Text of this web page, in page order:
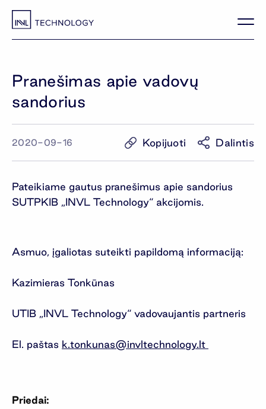
Pranešimas apie vadovų
sandorius
2020-09-16 Kopijuoti Dalintis
Pateikiame gautus pranešimus apie sandorius
SUTPKIB „INVL Technology“ akcijomis.
Asmuo, įgaliotas suteikti papildomą informaciją:
Kazimieras Tonkūnas
UTIB „INVL Technology“ vadovaujantis partneris
El. paštas k.tonkunas@invltechnology.lt
Priedai: